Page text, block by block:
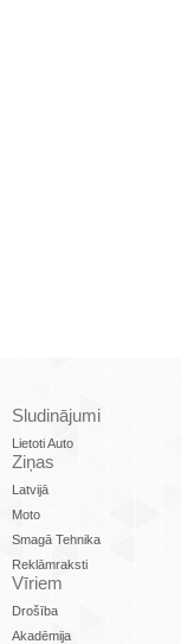
Sludinājumi
Lietoti Auto
Ziņas
Latvijā
Moto
Smagā Tehnika
Reklāmraksti
Vīriem
Drošība
Akadēmija